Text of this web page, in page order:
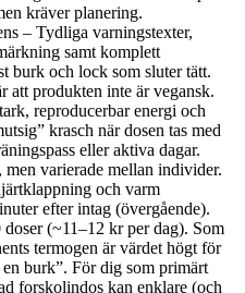
kräver planering.
– Tydliga varningstexter,
samt komplett
burk och lock som sluter tätt.
att produkten inte är vegansk.
reproducerbar energi och
krasch när dosen tas med
eller aktiva dagar.
varierade mellan individer.
och varm
efter intag (övergående).
(~11–12 kr per dag). Som
termogen är värdet högt för
burk”. För dig som primärt
forskolindos kan enklare (och